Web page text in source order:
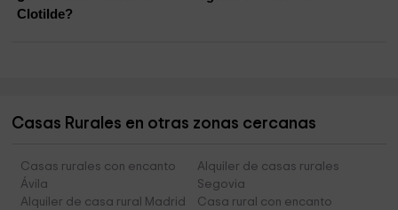
Clotilde?
Casas Rurales en otras zonas cercanas
Casas rurales con encanto
Ávila
Alquiler de casas rurales
Segovia
Alquiler de casa rural Madrid
Casa rural con encanto